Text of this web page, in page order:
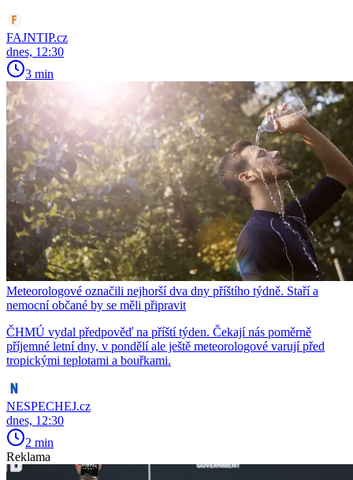
FAJNTIP.cz
dnes, 12:30
3 min
Meteorologové označili nejhorší dva dny příštího týdně. Staří a
nemocní občané by se měli připravit
ČHMÚ vydal předpověď na příští týden. Čekají nás poměrně
příjemné letní dny, v pondělí ale ještě meteorologové varují před
tropickými teplotami a bouřkami.
NESPECHEJ.cz
dnes, 12:30
2 min
Reklama